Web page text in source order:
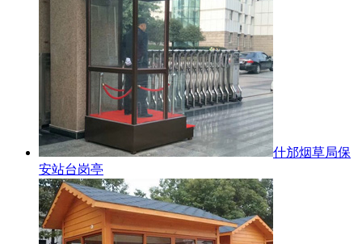
什邡烟草局保
安站台岗亭